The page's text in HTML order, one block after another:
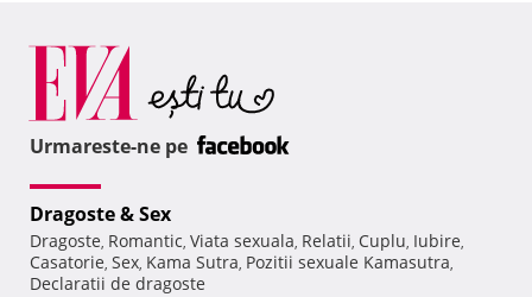
Urmareste-ne pe
Dragoste & Sex
Dragoste, Romantic, Viata sexuala, Relatii, Cuplu, Iubire,
Casatorie, Sex, Kama Sutra, Pozitii sexuale Kamasutra,
Declaratii de dragoste